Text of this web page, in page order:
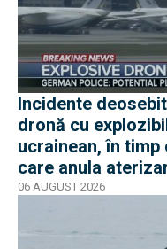
Incidente
dronă cu
ucrainean, în
care anula
06 AUGUST 2026